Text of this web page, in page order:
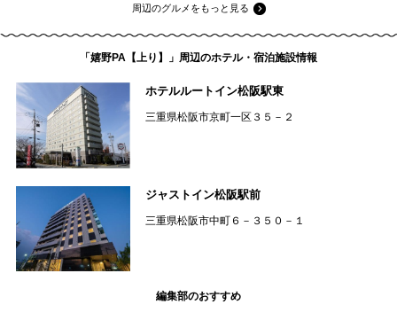
周辺のグルメをもっと見る
「嬉野PA【上り】」周辺のホテル・宿泊施設情報
ホテルルートイン松阪駅東
三重県松阪市京町一区３５－２
ジャストイン松阪駅前
三重県松阪市中町６－３５０－１
編集部のおすすめ